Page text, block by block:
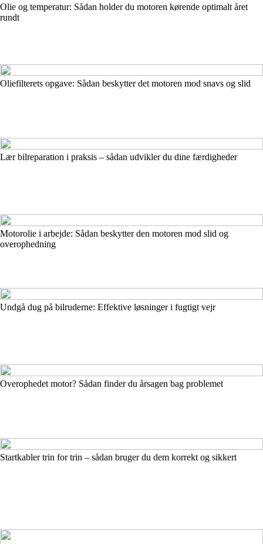
Olie og temperatur: Sådan holder du motoren kørende optimalt året
rundt
Oliefilterets opgave: Sådan beskytter det motoren mod snavs og slid
Lær bilreparation i praksis – sådan udvikler du dine færdigheder
Motorolie i arbejde: Sådan beskytter den motoren mod slid og
overophedning
Undgå dug på bilruderne: Effektive løsninger i fugtigt vejr
Overophedet motor? Sådan finder du årsagen bag problemet
Startkabler trin for trin – sådan bruger du dem korrekt og sikkert